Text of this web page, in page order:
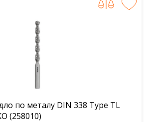
по металу DIN 338 Type TL
3000, HSS-G RUKO (258010)